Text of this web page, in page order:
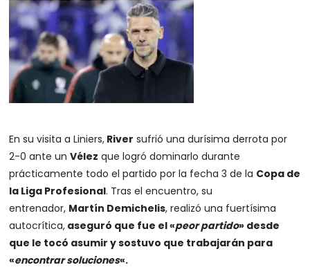
En su visita a Liniers, River sufrió una durísima derrota por
2-0 ante unVélez que logró dominarlo durante
prácticamente todo el partido por la fecha 3 de la Copa de
la Liga Profesional. Tras el encuentro, su
entrenador, Martín Demichelis, realizó una fuertísima
autocrítica, aseguró que fue el «peor partido» desde
que le tocó asumir y sostuvo que trabajarán para
«encontrar soluciones«.